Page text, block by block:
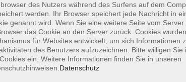
knowledge of English and want to keep up this
everyday topics and "your" contributions,
des Nutzers während des Surfens auf dem
werden. Ihr Browser speichert jede Nachricht in
genannt wird. Wenn Sie eine weitere Seite vom
das Cookie an den Server zurück. Cookies
für Websites entwickelt, um sich Informationen
des Benutzers aufzuzeichnen. Bitte willigen Sie
ein. Weitere Informationen finden Sie in unseren
Datenschutz